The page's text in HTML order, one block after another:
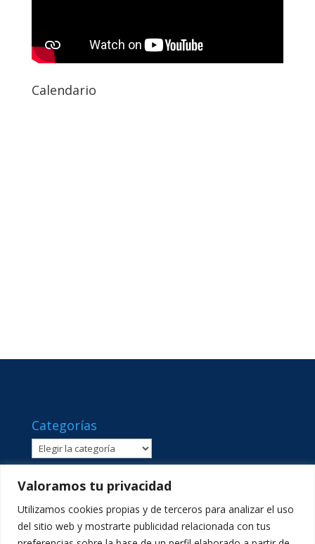
Valoramos tu privacidad
Utilizamos cookies propias y de terceros para analizar el uso
del sitio web y mostrarte publicidad relacionada con tus
Calendario
Categorías
Categorías